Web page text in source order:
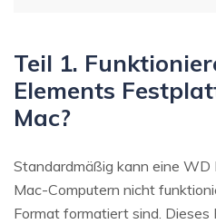
Teil 1.
Elements
Mac?
Standardmäßig kann eine
Mac-Computern nicht
Format formatiert sind.